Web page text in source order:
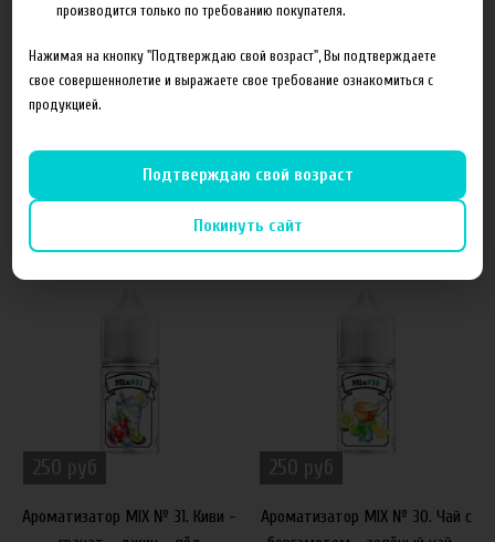
Концентрация
36 мг
Бренд производителя
Германия
Состав
Сопутствующие товары
250 руб
Ароматизатор MIX № 31. Киви -
250 руб
Ароматизатор MIX № 30. Чай с
производится только по требованию покупателя.
Нажимая на кнопку "Подтверждаю свой возраст", Вы подтверждаете
свое совершеннолетие и выражаете свое требование ознакомиться с
продукцией.
Подтверждаю свой возраст
Покинуть сайт